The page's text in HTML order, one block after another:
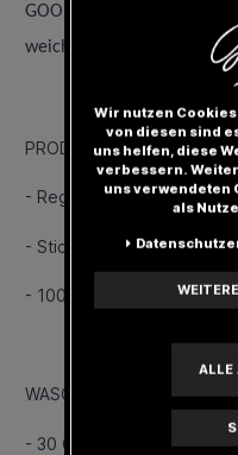
GOODNESS T-Shirt aus
weichem Tragegefühls ist
PRODUKT DETAILS
- Regular Fit
- Stick Logo
- 100% Pima-Baumwolle
WASCHHINWEISE
- 30 Grad pflegeleicht,
Wir nutzen
von diesen sind
uns helfen, diese
verbessern.
uns verwendeten
als
ALLE